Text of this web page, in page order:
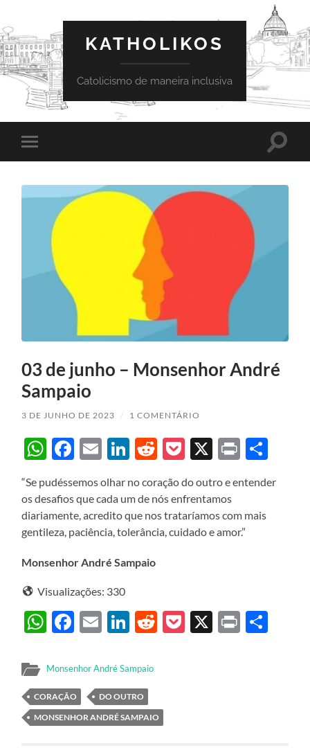
KATHOLIKOS
Catolicismo de maneira inclusiva
Toggle
mobile
Toggle
03 de junho – Monsenhor André
Sampaio
3 DE JUNHO DE 2023 / 1 COMENTÁRIO
WhatsApp
Facebook
EmailLinkedIn
Reddit
Pocket
X Print
“Se pudéssemos olhar no coração do outro e entender
os desafios que cada um de nós enfrentamos
diariamente, acredito que nos trataríamos com mais
gentileza, paciência, tolerância, cuidado e amor.”
Monsenhor André Sampaio
Visualizações: 330
WhatsApp
Facebook
EmailLinkedIn
Reddit
Pocket
X Print
Monsenhor André Sampaio
CORAÇÃO
DO OUTRO
MONSENHOR ANDRÉ SAMPAIO